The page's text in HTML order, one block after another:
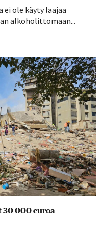
ei ole käyty laajaa
alkoholittomaan...
30 000 euroa